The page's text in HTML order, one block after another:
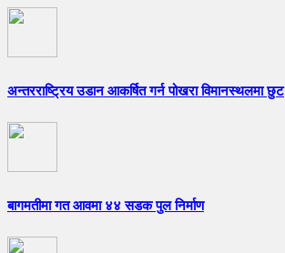
अन्तरराष्ट्रिय उडान आकर्षित गर्न पोखरा विमानस्थलमा छुट
बागमतीमा गत आवमा ४४ सडक पुल निर्माण